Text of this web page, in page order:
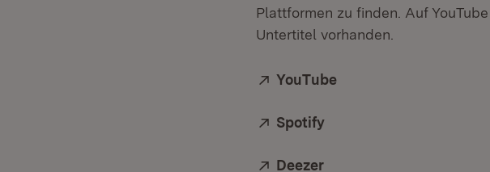
Plattformen zu finden. Auf
Untertitel vorhanden.
Extern:
YouTube
Extern:
Spotify
Extern:
Deezer